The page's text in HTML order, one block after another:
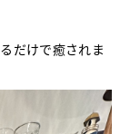
だけで癒されま